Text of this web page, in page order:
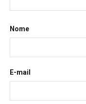
Nome
E-mail